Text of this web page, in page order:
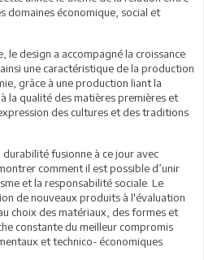
domaines économique, social et
le design a accompagné la croissance
une caractéristique de la production
grâce à une production liant la
la qualité des matières premières et
des cultures et des traditions
fusionne à ce jour avec
comment il est possible d’unir
et la responsabilité sociale. Le
de nouveaux produits à l'évaluation
choix des matériaux, des formes et
constante du meilleur compromis
et technico- économiques.